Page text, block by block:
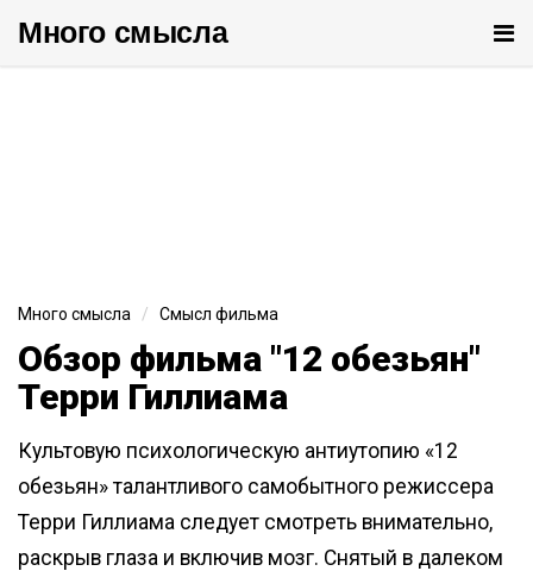
Много cмысла
Много смысла Смысл фильма
Обзор фильма "12 обезьян"
Терри Гиллиама
Культовую психологическую антиутопию «12
обезьян» талантливого самобытного режиссера
Терри Гиллиама следует смотреть внимательно,
раскрыв глаза и включив мозг. Снятый в далеком